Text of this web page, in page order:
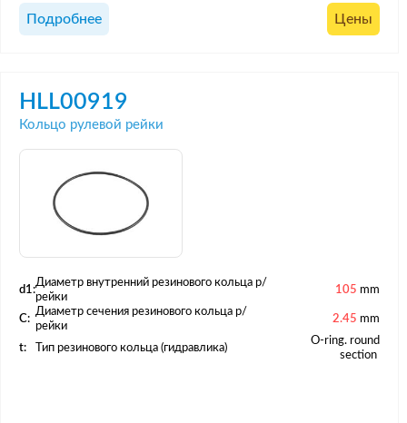
Подробнее Цены
HLL00919
Кольцо рулевой рейки
d1:
Диаметр внутренний резинового кольца р/
рейки
105 mm
C:
Диаметр сечения резинового кольца р/
рейки
2.45 mm
t: Тип резинового кольца (гидравлика)
O-ring. round
section